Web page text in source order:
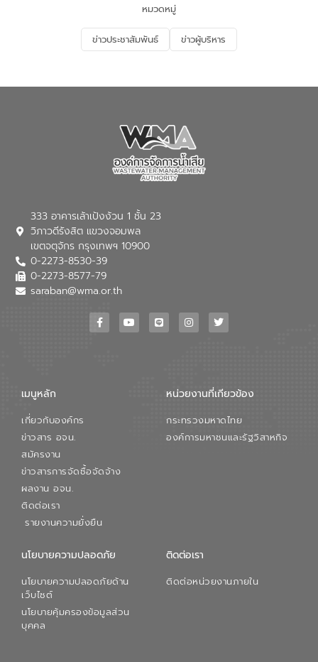
จัดการน้ำเสียและสร้างจิตสำนึกในการ
อนุรักษ์สิ่งแวดล้อม ในหัวข้อ “น้ำเสียชุมชน
และการบำบัดน้ำเสียเบื้องต้น” โดยให้ความรู้
เกี่ยวกับสาเหตุและผลกระทบของน้ำเสีย
ณ เทศบาลตำบลบางเลน จังหวัดนครปฐม
หมวดหมู่
ข่าวประชาสัมพันธ์ ข่าวผู้บริหาร
333 อาคารเล้าเป้งง้วน 1 ชั้น 23
วิภาวดีรังสิต แขวงจอมพล
เขตจตุจักร กรุงเทพฯ 10900
0-2273-8530-39
0-2273-8577-79
saraban@wma.or.th
เมนูหลัก
เกี่ยวกับองค์กร
ข่าวสาร อจน.
สมัครงาน
ข่าวสารการจัดซื้อจัดจ้าง
ผลงาน อจน.
ติดต่อเรา
รายงานความยั่งยืน
หน่วยงานที่เกียวข้อง
กระทรวงมหาดไทย
องค์การมหาชนและรัฐวิสาหกิจ
นโยบายความปลอดภัย
นโยบายความปลอดภัยด้าน
เว็บไซต์
นโยบายคุ้มครองข้อมูลส่วน
บุคคล
ติดต่อเรา
ติดต่อหน่วยงานภายใน